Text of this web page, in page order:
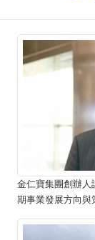
金仁寶集團創辦人
期事業發展方向與